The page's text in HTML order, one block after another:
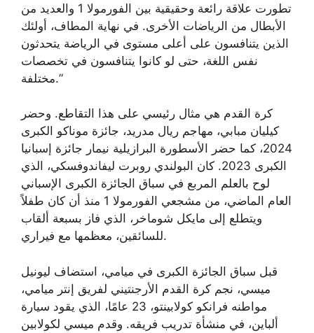
تطورت علاقة رائعة وحقيقية بين الفورمولا 1 والعديد من
الأبطال من الرياضات الأخرى. في نهاية المطاف، أولئك
الذين يتنافسون على أعلى مستوى في الرياضة يتحدثون
نفس اللغة، حتى لو كانوا يتنافسون في تخصصات
مختلفة.”
كرة القدم هي مثال رئيسي على هذا التقاطع. وحضر
كيليان مبابي، مهاجم ريال مدريد، جائزة موناكو الكبرى
2024، كما حضر الأسطورة البرازيلية نيمار جائزة إسبانيا
الكبرى 2023. كان البولندي روبرت ليفاندوفسكي، الذي
لوح بالعلم المربع في سباق الجائزة الكبرى الإسباني
العام الماضي، من مشجعي الفورمولا 1 منذ أن كان طفلاً
ويتطلع إلى مايكل شوماخر، الذي فاز بسبعة ألقاب
للسائقين، معظمها مع فيراري.
قبل سباق الجائزة الكبرى في ميامي، استضاف ليونيل
ميسي، نجم كرة القدم الأرجنتيني لفريق إنتر ميامي،
مواطنه فرانكو كولابينتو، 23 عامًا، الذي يقود سيارة
ألباين، في منشأة تدريب فريقه. وقدم ميسي لكولابين